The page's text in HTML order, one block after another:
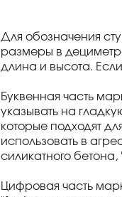
Для обозначения
размеры в
длина и высота.
Буквенная часть
указывать на
которые подходят
использовать в
силикатного
Цифровая часть